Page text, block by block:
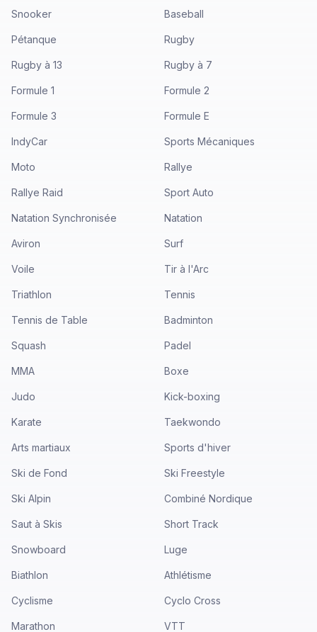
Snooker Baseball
Pétanque Rugby
Rugby à 13 Rugby à 7
Formule 1 Formule 2
Formule 3 Formule E
IndyCar Sports Mécaniques
Moto Rallye
Rallye Raid Sport Auto
Natation Synchronisée Natation
Aviron Surf
Voile Tir à l'Arc
Triathlon Tennis
Tennis de Table Badminton
Squash Padel
MMA Boxe
Judo Kick-boxing
Karate Taekwondo
Arts martiaux Sports d'hiver
Ski de Fond Ski Freestyle
Ski Alpin Combiné Nordique
Saut à Skis Short Track
Snowboard Luge
Biathlon Athlétisme
Cyclisme Cyclo Cross
Marathon VTT